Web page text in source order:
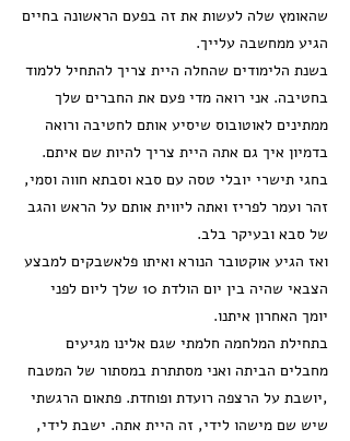
שהאומץ שלה לעשות את זה בפעם הראשונה בחיים
הגיע ממחשבה עלייך.
בשנת הלימודים שהחלה היית צריך להתחיל ללמוד
בחטיבה. אני רואה מדי פעם את החברים שלך
ממתינים לאוטובוס שיסיע אותם לחטיבה ורואה
בדמיון איך גם אתה היית צריך להיות שם איתם.
בחגי תישרי יובלי טסה עם סבא וסבתא חווה וסמי,
זהר ועמר לפריז ואתה ליווית אותם על הראש והגב
של סבא ובעיקר בלב.
ואז הגיע אוקטובר הנורא ואיתו פלאשבקים למבצע
הצבאי שהיה בין יום הולדת 10 שלך ליום לפני
יומך האחרון איתנו.
בתחילת המלחמה חלמתי שגם אלינו מגיעים
מחבלים הביתה ואני מסתתרת במסתור של המטבח
,יושבת על הרצפה רועדת ופוחדת. פתאום הרגשתי
שיש שם מישהו לידי, זה היית אתה. ישבת לידי,